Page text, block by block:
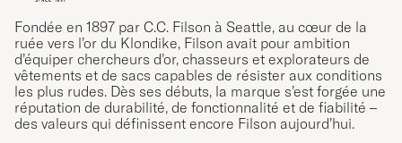
Fondée en 1897 par C.C. Filson à Seattle, au cœur de la
ruée vers l’or du Klondike, Filson avait pour ambition
d’équiper chercheurs d’or, chasseurs et explorateurs de
vêtements et de sacs capables de résister aux conditions
les plus rudes. Dès ses débuts, la marque s’est forgée une
réputation de durabilité, de fonctionnalité et de fiabilité –
des valeurs qui définissent encore Filson aujourd’hui.